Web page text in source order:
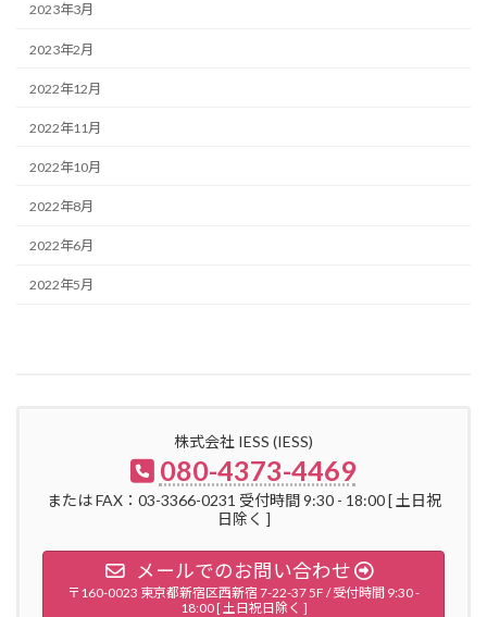
2023年3月
2023年2月
2022年12月
2022年11月
2022年10月
2022年8月
2022年6月
2022年5月
株式会社 IESS (IESS)
080-4373-4469
または FAX：03-3366-0231 受付時間 9:30 - 18:00 [ 土日祝
日除く ]
メールでのお問い合わせ
〒160-0023 東京都新宿区西新宿 7-22-37 5F / 受付時間 9:30 -
18:00 [ 土日祝日除く ]